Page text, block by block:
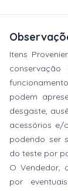
Itens
podem
desgaste,
acessórios e/
podendo ser
do teste por
O Vendedor,
por